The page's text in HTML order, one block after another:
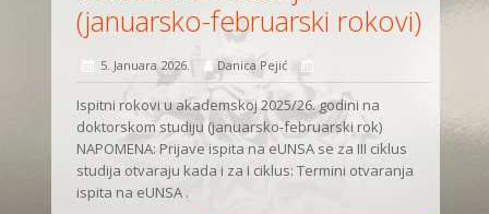
(januarsko-februarski rokovi)
5. Januara 2026. Danica Pejić
Ispitni rokovi u akademskoj 2025/26. godini na
doktorskom studiju (januarsko-februarski rok)
NAPOMENA: Prijave ispita na eUNSA se za III ciklus
studija otvaraju kada i za I ciklus: Termini otvaranja
ispita na eUNSA .